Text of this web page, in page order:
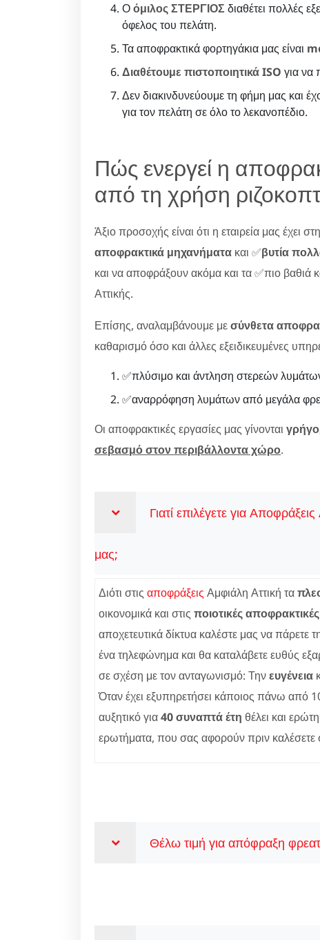
Οόμιλος ΣΤΕΡΓΙΟΣ διαθέτει πολλές
όφελος του πελάτη.
Τα αποφρακτικά φορτηγάκια μας είναι
Διαθέτουμε πιστοποιητικά ISO για να
Δεν διακινδυνεύουμε τη φήμη μας και
για τον πελάτη σε όλο το λεκανοπέδιο.
Πώς ενεργεί η
από τη χρήση
Άξιο προσοχής είναι ότι η εταιρεία μας έχει
αποφρακτικά μηχανήματα και ✅βυτία
και να αποφράξουν ακόμα και τα ✅πιο βαθιά
Αττικής.
Επίσης, αναλαμβάνουμε μεσύνθετα
καθαρισμό όσο και άλλες εξειδικευμένες
✅πλύσιμο και άντληση στερεών
✅αναρρόφηση λυμάτων από μεγάλα
Οι αποφρακτικές εργασίες μας γίνονται
σεβασμό στον περιβάλλοντα χώρο.
Γιατί επιλέγετε για
μας;
Διότι στις αποφράξεις Αμφιάλη Αττική τα
οικονομικά και στις ποιοτικές
αποχετευτικά δίκτυα καλέστε μας να πάρετε
ένα τηλεφώνημα και θα καταλάβετε ευθύς
σε σχέση με τον ανταγωνισμό: Τηνευγένεια
Όταν έχει εξυπηρετήσει κάποιος πάνω από
αυξητικό για40 συναπτά έτη θέλει και
ερωτήματα, που σας αφορούν πριν καλέσετε
Θέλω τιμή για απόφραξη